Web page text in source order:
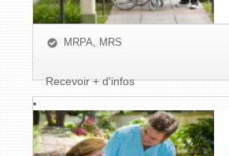
MRPA, MRS
Recevoir + d'infos